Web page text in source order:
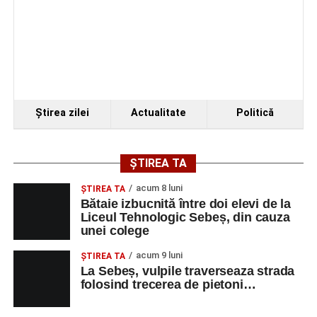
Ştirea zilei Actualitate Politică
ȘTIREA TA
ŞTIREA TA acum 8 luni
Bătaie izbucnită între doi elevi de la
Liceul Tehnologic Sebeș, din cauza
unei colege
ŞTIREA TA acum 9 luni
La Sebeș, vulpile traverseaza strada
folosind trecerea de pietoni…